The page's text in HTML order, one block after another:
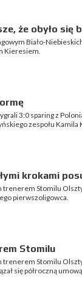
że obyło się
Biało-
Kieresiem.
3:0 sparing z
zespołu Kamila
krokami
trenerem Stomilu
pierwszoligowca.
Stomilu
trenerem Stomilu
się półroczną